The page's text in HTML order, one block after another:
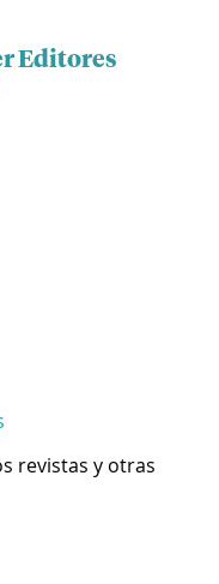
Editores
revistas y otras